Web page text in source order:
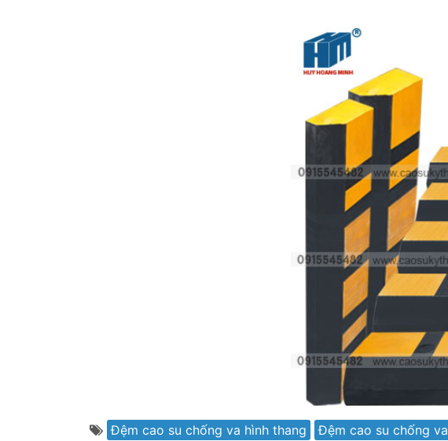
Đệm cao su chống va hình thang Đệm cao su chống va